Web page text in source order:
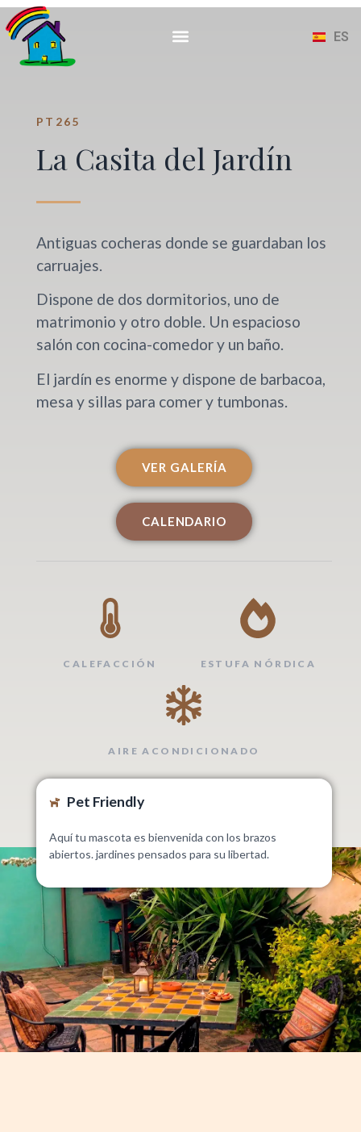
ES
CA
FR
PT265
La Casita del Jardín
Antiguas cocheras donde se guardaban los
carruajes.
Dispone de dos dormitorios, uno de
matrimonio y otro doble. Un espacioso
salón con cocina-comedor y un baño.
El jardín es enorme y dispone de barbacoa,
mesa y sillas para comer y tumbonas.
VER GALERÍA
CALENDARIO
CALEFACCIÓN ESTUFA NÓRDICA
AIRE ACONDICIONADO
Pet Friendly
Aquí tu mascota es bienvenida con los brazos
abiertos. jardines pensados para su libertad.